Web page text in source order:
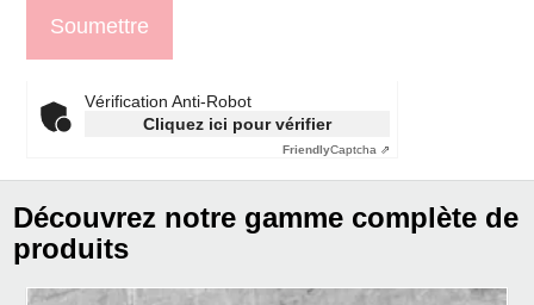
Vérification Anti-Robot
Cliquez ici pour vérifier
FriendlyCaptcha ⇗
Découvrez notre gamme complète de
produits